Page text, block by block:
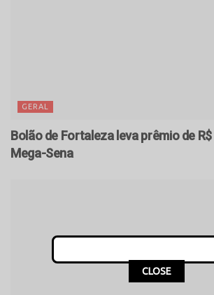
GERAL
Bolão de Fortaleza leva prêmio de
Mega-Sena
CLOSE